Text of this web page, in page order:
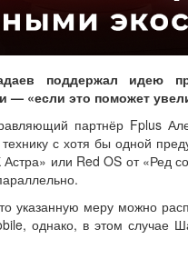
поддержал идею
— «если это поможет
партнёр Fplus
с хотя бы одной
или Red OS от «Ред
указанную меру можно
однако, в этом случае